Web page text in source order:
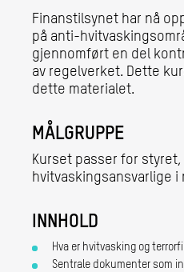
Finanstilsynet har nå
på anti-
gjennomført en del
av regelverket. Dette
dette materialet.
MÅLGRUPPE
Kurset passer for
hvitvaskingsansvarlige
INNHOLD
Hva er hvitvasking og
Sentrale dokumenter som